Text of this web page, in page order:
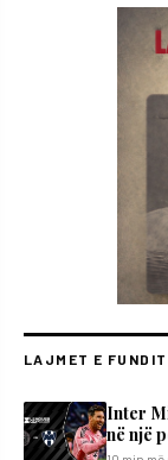
LAJMET E FUNDIT
Inter
në një